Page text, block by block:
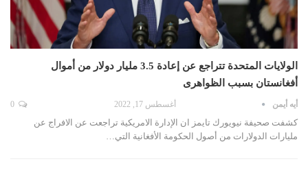
الولايات المتحدة تتراجع عن إعادة 3.5 مليار دولار من أموال
أفغانستان بسبب الظواهرى
أيه أيمن أغسطس 17, 2022
كشفت صحيفة نيويورك تايمز ان الإدارة الامريكية تراجعت عن الافراج عن
مليارات الدولارات من أصول الحكومة الأفغانية التي…